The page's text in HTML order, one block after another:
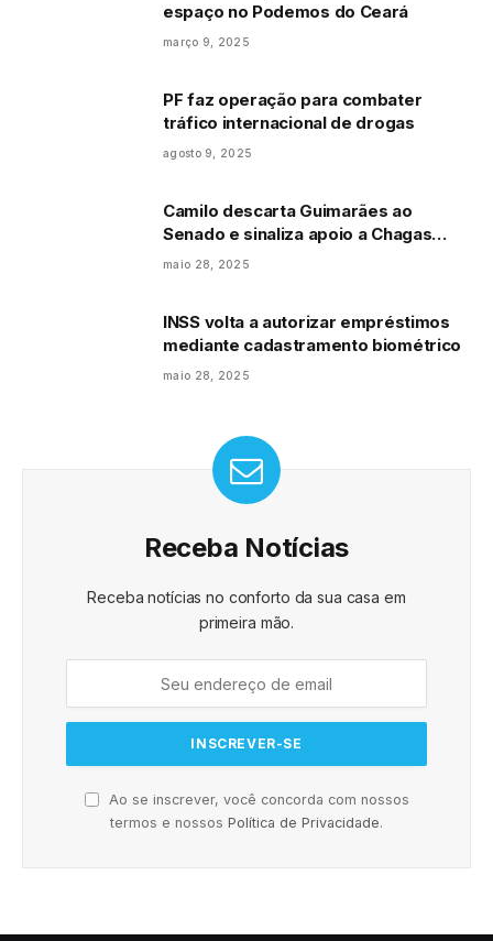
espaço no Podemos do Ceará
março 9, 2025
PF faz operação para combater
tráfico internacional de drogas
agosto 9, 2025
Camilo descarta Guimarães ao
Senado e sinaliza apoio a Chagas
Vieira para 2026
maio 28, 2025
INSS volta a autorizar empréstimos
mediante cadastramento biométrico
maio 28, 2025
Receba Notícias
Receba notícias no conforto da sua casa em
primeira mão.
Ao se inscrever, você concorda com nossos
termos e nossos Política de Privacidade.